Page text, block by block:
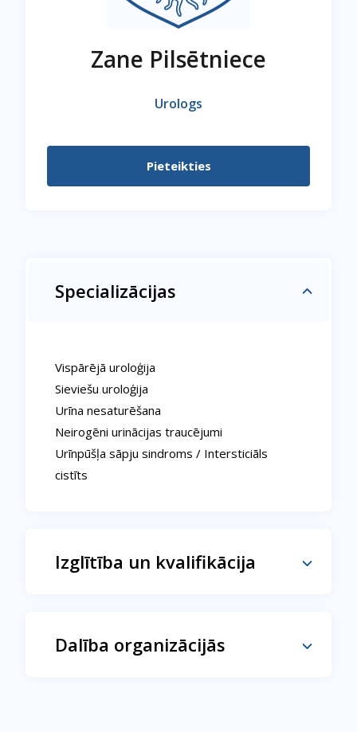
Zane Pilsētniece
Urologs
Pieteikties
Specializācijas
Vispārējā uroloģija
Sieviešu uroloģija
Urīna nesaturēšana
Neirogēni urinācijas traucējumi
Urīnpūšļa sāpju sindroms / Intersticiāls
cistīts
Izglītība un kvalifikācija
Dalība organizācijās